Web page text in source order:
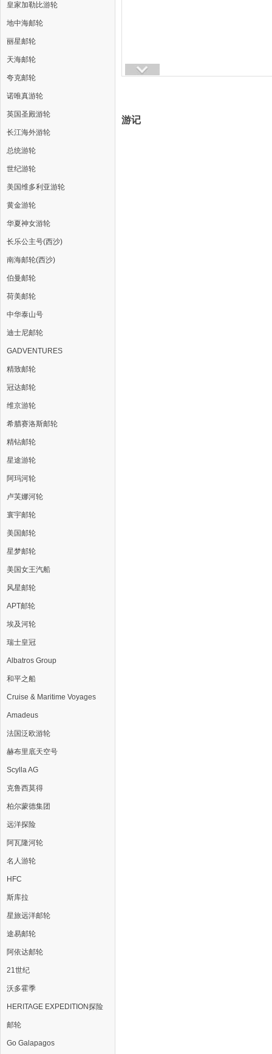
皇家加勒比游轮
地中海邮轮
丽星邮轮
天海邮轮
夸克邮轮
诺唯真游轮
英国圣殿游轮
长江海外游轮
总统游轮
世纪游轮
美国维多利亚游轮
黄金游轮
华夏神女游轮
长乐公主号(西沙)
南海邮轮(西沙)
伯曼邮轮
荷美邮轮
中华泰山号
迪士尼邮轮
GADVENTURES
精致邮轮
冠达邮轮
维京游轮
希腊赛洛斯邮轮
精钻邮轮
星途游轮
阿玛河轮
卢芙娜河轮
寰宇邮轮
美国邮轮
星梦邮轮
美国女王汽船
风星邮轮
APT邮轮
埃及河轮
瑞士皇冠
Albatros Group
和平之船
Cruise & Maritime Voyages
Amadeus
法国泛欧游轮
赫布里底天空号
Scylla AG
克鲁西莫得
柏尔蒙德集团
远洋探险
阿瓦隆河轮
名人游轮
HFC
斯库拉
星旅远洋邮轮
途易邮轮
阿依达邮轮
21世纪
沃多霍季
HERITAGE EXPEDITION探险
邮轮
Go Galapagos
游记